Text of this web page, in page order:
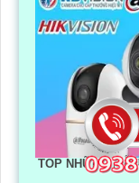
TOP NHỮNG